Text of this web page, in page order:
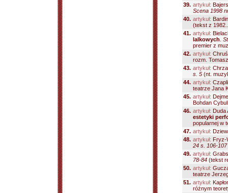
39. artykuł:
Scena 1998
40. artykuł:
(tekst z
41. artykuł:
lalkowych
premier z
42. artykuł:
rozm.
43. artykuł:
s. 5 (nt.
44. artykuł:
teatrze Jana
45. artykuł:
Bohdan
46. artykuł: Duda
estetyki
popularnej w
47. artykuł:
48. artykuł: Fryz-
24 s. 106-107
49. artykuł:
78-84 (tekst
50. artykuł:
teatrze
51. artykuł:
różnym